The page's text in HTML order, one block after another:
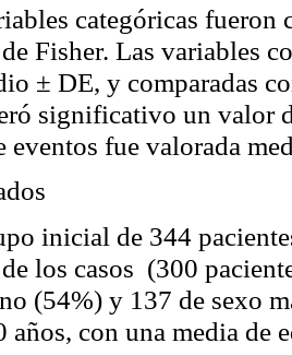
categóricas fueron
Fisher. Las variables
± DE, y comparadas
significativo un valor
eventos fue valorada
inicial de 344
los casos (300
(54%) y 137 de sexo
años, con una media de